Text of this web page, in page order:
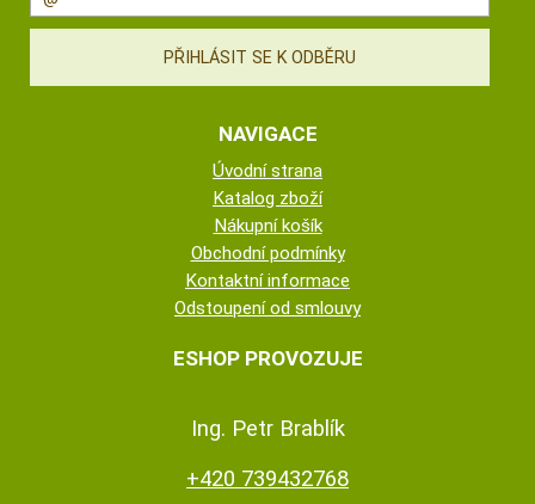
NAVIGACE
Úvodní strana
Katalog zboží
Nákupní košík
Obchodní podmínky
Kontaktní informace
Odstoupení od smlouvy
ESHOP PROVOZUJE
Ing. Petr Brablík
+420 739432768